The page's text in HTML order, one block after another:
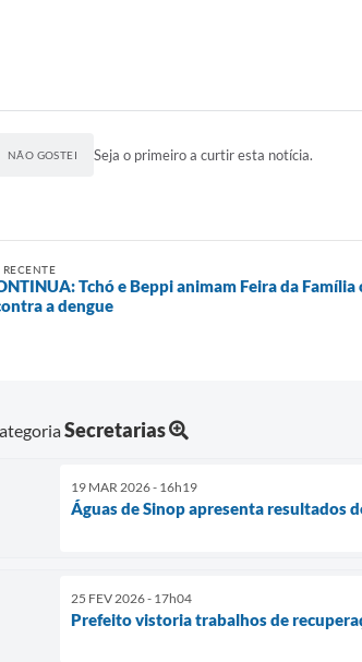
NÃO GOSTEI Seja o primeiro a curtir esta notícia.
Tchó e Beppi animam Feira da
a dengue
Secretarias
19 MAR 2026 - 16h19
Águas de Sinop apresenta resultados
25 FEV 2026 - 17h04
Prefeito vistoria trabalhos de